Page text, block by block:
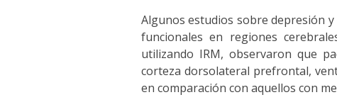
Algunos estudios sobre depresión
funcionales en regiones
utilizando IRM, observaron que
corteza dorsolateral prefrontal,
en comparación con aquellos con